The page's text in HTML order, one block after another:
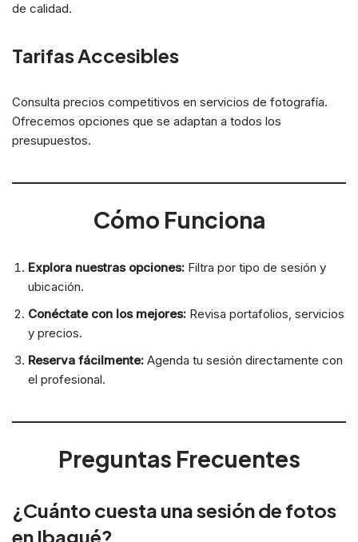
de calidad.
Tarifas Accesibles
Consulta precios competitivos en servicios de fotografía.
Ofrecemos opciones que se adaptan a todos los
presupuestos.
Cómo Funciona
Explora nuestras opciones: Filtra por tipo de sesión y
ubicación.
Conéctate con los mejores: Revisa portafolios, servicios
y precios.
Reserva fácilmente: Agenda tu sesión directamente con
el profesional.
Preguntas Frecuentes
¿Cuánto cuesta una sesión de fotos
en Ibagué?